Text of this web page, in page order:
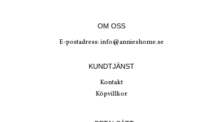
OM OSS
E-postadress: info@annieshome.se
KUNDTJÄNST
Kontakt
Köpvillkor